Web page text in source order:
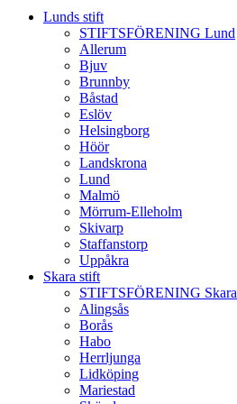
Lunds stift
STIFTSFÖRENING Lund
Allerum
Bjuv
Brunnby
Båstad
Eslöv
Helsingborg
Höör
Landskrona
Lund
Malmö
Mörrum-Elleholm
Skivarp
Staffanstorp
Uppåkra
Skara stift
STIFTSFÖRENING Skara
Alingsås
Borås
Habo
Herrljunga
Lidköping
Mariestad